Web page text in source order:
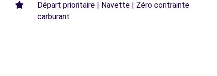
Départ prioritaire | Navette | Zéro contrainte
carburant